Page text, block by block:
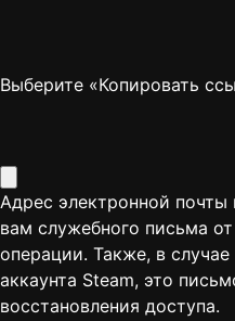
Выберите «Копировать
Адрес электронной
вам служебного письма
операции. Также, в
аккаунта Steam, это
восстановления доступа.